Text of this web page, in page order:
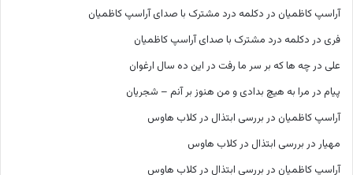
آراسپ کاظمیان در دکلمه درد مشترک با صدای آراسپ کاظمیان
فری در دکلمه درد مشترک با صدای آراسپ کاظمیان
علی در چه ها که بر سر ما رفت در این ده سال ارغوان
پیام در مرا به هیچ بدادی و من هنوز بر آنم – شجریان
آراسپ کاظمیان در بررسی ابتذال در کلاب هاوس
مهیار در بررسی ابتذال در کلاب هاوس
آراسپ کاظمیان در بررسی ابتذال در کلاب هاوس